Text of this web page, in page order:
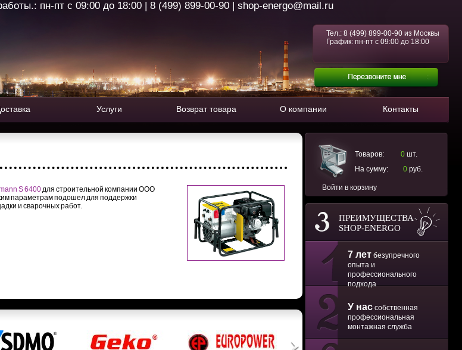
пн-пт с 09:00 до 18:00 | 8 (499) 899-00-90 | shop-energo@mail.ru
Тел.: 8 (499) 899-00-90 из Москвы
График: пн-пт с 09:00 до 18:00
Услуги Возврат товара О компании Контакты
Товаров: 0 шт.
На сумму:
0 руб.
Войти в корзину
ПРЕИМУЩЕСТВА
SHOP-ENERGO
7 лет безупречного
опыта и
профессионального
подхода
У нас собственная
профессиональная
монтажная служба
S 6400для строительной компании ООО
параметрам подошел для поддержки
и сварочных работ.